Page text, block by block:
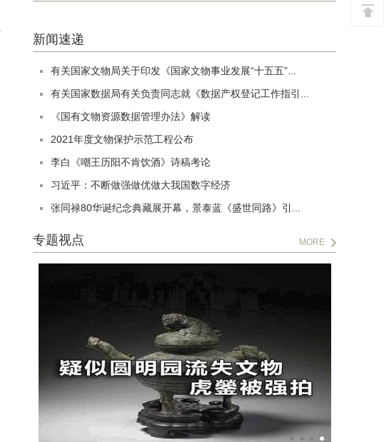
新闻速递
有关国家文物局关于印发《国家文物事业发展“十五五”...
有关国家数据局有关负责同志就《数据产权登记工作指引...
《国有文物资源数据管理办法》解读
2021年度文物保护示范工程公布
李白《嘲王历阳不肯饮酒》诗稿考论
习近平：不断做强做优做大我国数字经济
张同禄80华诞纪念典藏展开幕，景泰蓝《盛世同路》引...
专题视点 MORE